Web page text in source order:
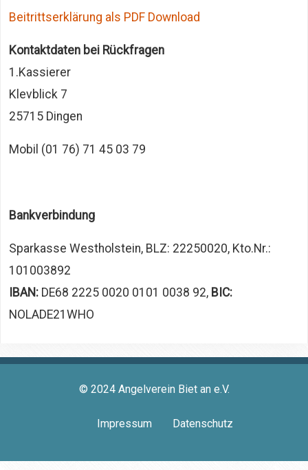
Beitrittserklärung als PDF Download
Kontaktdaten bei Rückfragen
1.Kassierer
Klevblick 7
25715 Dingen
Mobil (01 76) 71 45 03 79
Bankverbindung
Sparkasse Westholstein, BLZ: 22250020, Kto.Nr.:
101003892
IBAN: DE68 2225 0020 0101 0038 92, BIC:
NOLADE21WHO
© 2024 Angelverein Biet an e.V.
Impressum Datenschutz